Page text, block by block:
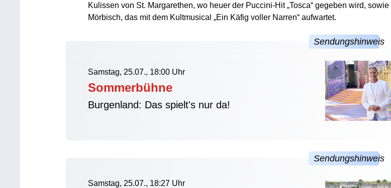
Kulissen von St. Margarethen, wo heuer der Puccini-Hit „Tosca“ gegeben wird, sowie
Mörbisch, das mit dem Kultmusical „Ein Käfig voller Narren“ aufwartet.
Samstag, 25.07., 18:00 Uhr
Sommerbühne
Burgenland: Das spielt's nur da!
Samstag, 25.07., 18:27 Uhr